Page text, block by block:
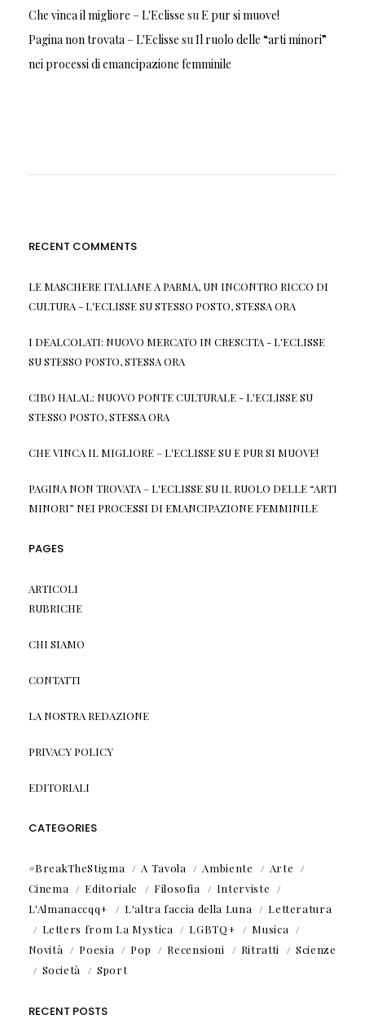
Che vinca il migliore – L'Eclisse suE pur si muove!
Pagina non trovata – L'Eclisse suIl ruolo delle “arti minori”
nei processi di emancipazione femminile
RECENT COMMENTS
LE MASCHERE ITALIANE A PARMA, UN INCONTRO RICCO DI
CULTURA - L'ECLISSESUSTESSO POSTO, STESSA ORA
I DEALCOLATI: NUOVO MERCATO IN CRESCITA - L'ECLISSE
SUSTESSO POSTO, STESSA ORA
CIBO HALAL: NUOVO PONTE CULTURALE - L'ECLISSESU
STESSO POSTO, STESSA ORA
CHE VINCA IL MIGLIORE – L'ECLISSESU E PUR SI MUOVE!
PAGINA NON TROVATA – L'ECLISSESU IL RUOLO DELLE “ARTI
MINORI” NEI PROCESSI DI EMANCIPAZIONE FEMMINILE
PAGES
ARTICOLI
RUBRICHE
CHI SIAMO
CONTATTI
LA NOSTRA REDAZIONE
PRIVACY POLICY
EDITORIALI
CATEGORIES
#BreakTheStigma A Tavola Ambiente
Arte
Cinema
Editoriale Filosofia
Interviste
L'Almanaccqq+
L'altra faccia della Luna
Letteratura
Letters from La Mystica
LGBTQ+
Musica
Novità
Poesia Pop Recensioni Ritratti
Scienze
Società
Sport
RECENT POSTS